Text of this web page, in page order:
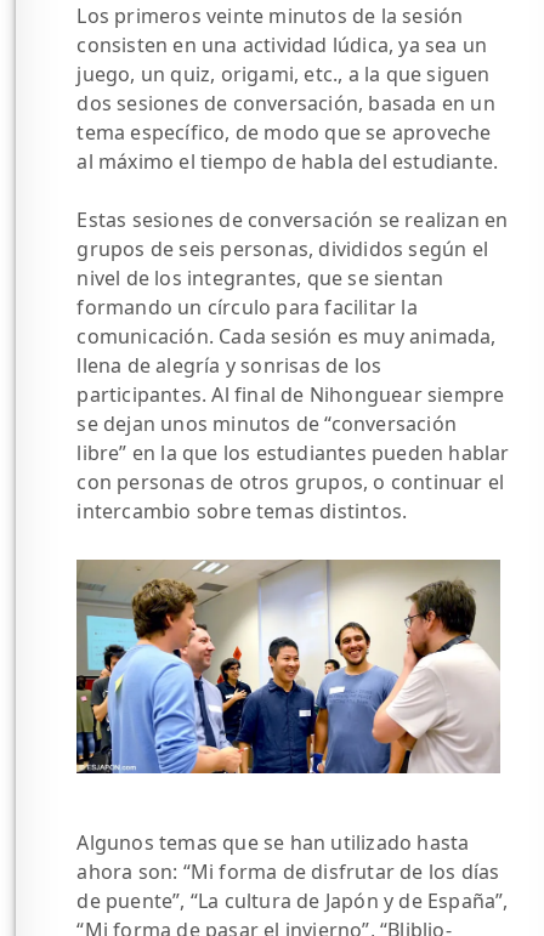
Los primeros veinte minutos de la sesión
consisten en una actividad lúdica, ya sea un
juego, un quiz, origami, etc., a la que siguen
dos sesiones de conversación, basada en un
tema específico, de modo que se aproveche
al máximo el tiempo de habla del estudiante.
Estas sesiones de conversación se realizan en
grupos de seis personas, divididos según el
nivel de los integrantes, que se sientan
formando un círculo para facilitar la
comunicación. Cada sesión es muy animada,
llena de alegría y sonrisas de los
participantes. Al final de Nihonguear siempre
se dejan unos minutos de “conversación
libre” en la que los estudiantes pueden hablar
con personas de otros grupos, o continuar el
intercambio sobre temas distintos.
Algunos temas que se han utilizado hasta
ahora son: “Mi forma de disfrutar de los días
de puente”, “La cultura de Japón y de España”,
“Mi forma de pasar el invierno”, “Bliblio-